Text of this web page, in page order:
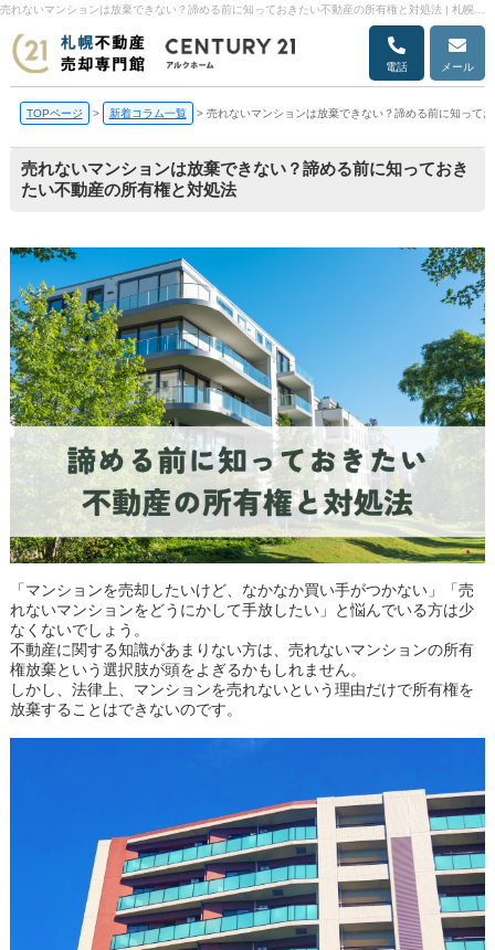
電話 メール
TOPページ > 新着コラム一覧 > 売れないマンションは放棄できない？諦める前に知って
売れないマンションは放棄できない？諦める前に知っておき
たい不動産の所有権と対処法
「マンションを売却したいけど、なかなか買い手がつかない」「売
れないマンションをどうにかして手放したい」と悩んでいる方は少
なくないでしょう。
不動産に関する知識があまりない方は、売れないマンションの所有
権放棄という選択肢が頭をよぎるかもしれません。
しかし、法律上、マンションを売れないという理由だけで所有権を
放棄することはできないのです。